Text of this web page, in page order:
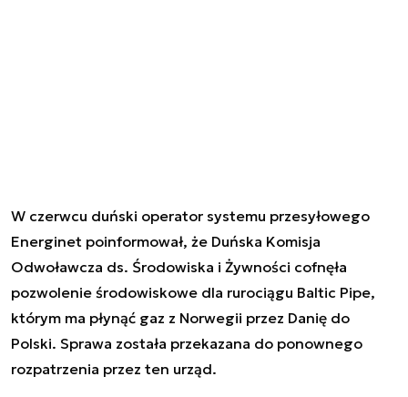
W czerwcu duński operator systemu przesyłowego
Energinet poinformował, że Duńska Komisja
Odwoławcza ds. Środowiska i Żywności cofnęła
pozwolenie środowiskowe dla rurociągu Baltic Pipe,
którym ma płynąć gaz z Norwegii przez Danię do
Polski. Sprawa została przekazana do ponownego
rozpatrzenia przez ten urząd.